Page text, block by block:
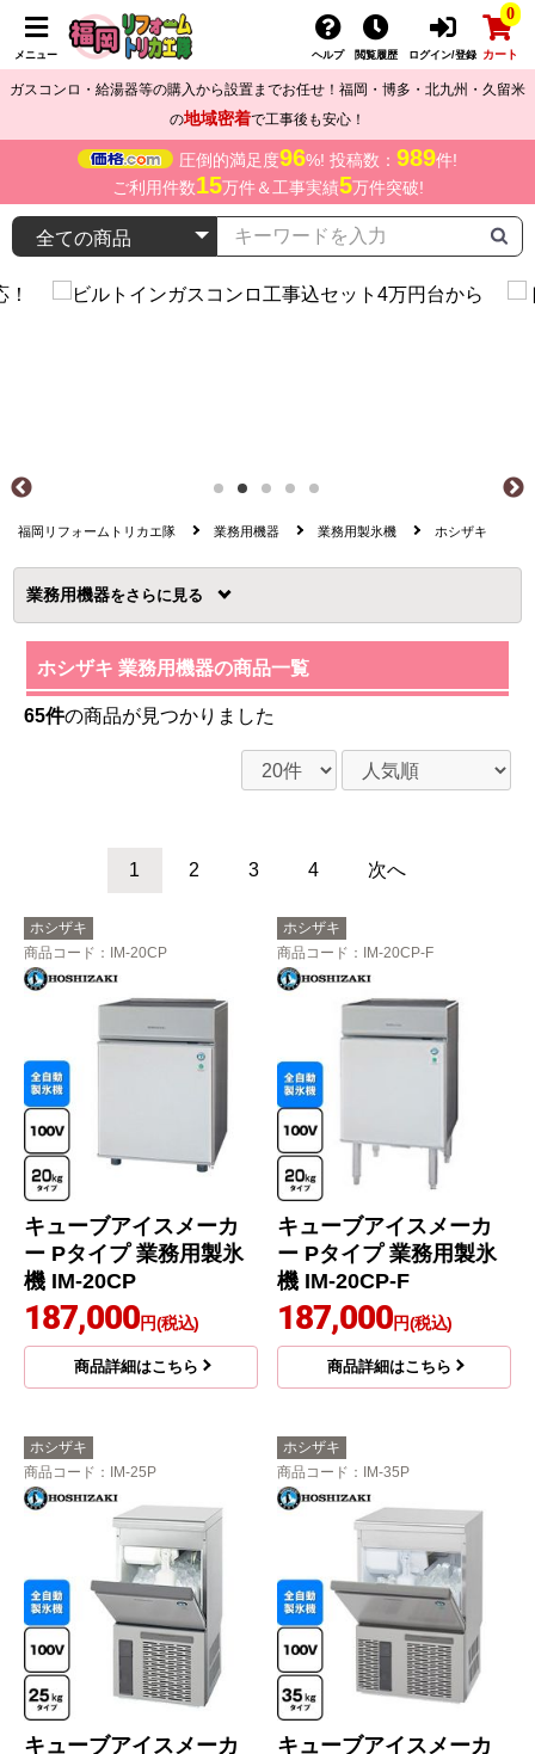
メニュー ヘルプ 閲覧履歴 ログイン/登録
0
カート
ガスコンロ・給湯器等の購入から設置までお任せ！福岡・博多・北九州・久留米
の地域密着で工事後も安心！
圧倒的満足度96%! 投稿数： 989件!
ご利用件数15万件＆工事実績5万件突破!
福岡リフォームトリカエ隊 業務用機器 業務用製氷機 ホシザキ
業務用機器を
ホシザキ 業務用機器の商品一覧
65件の商品が見つかりました
1 2 3 4 次へ
ホシザキ
商品コード ：IM-20CP
キューブアイスメーカ
ー Pタイプ 業務用製氷
機 IM-20CP
187,000円(税込)
商品詳細はこちら
ホシザキ
商品コード ：IM-20CP-F
キューブアイスメーカ
ー Pタイプ 業務用製氷
機 IM-20CP-F
187,000円(税込)
商品詳細はこちら
ホシザキ
商品コード ：IM-25P
キューブアイスメーカ
ホシザキ
商品コード ：IM-35P
キューブアイスメーカ